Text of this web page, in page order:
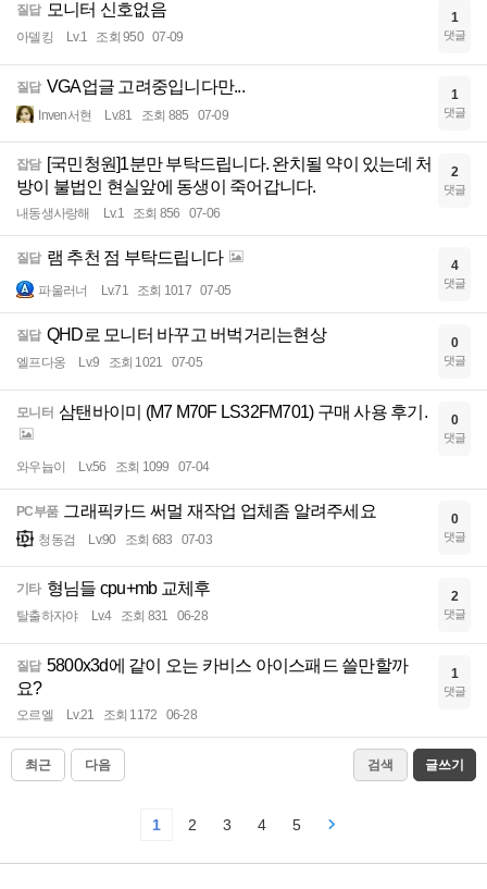
질답 모니터 신호없음
아델킹 Lv.1 조회 950 07-09
1
댓글
질답 VGA업글 고려중입니다만...
Inven서현 Lv.81 조회 885 07-09
1
댓글
잡담
[국민청원]1분만 부탁드립니다. 완치될 약이 있는데 처
방이 불법인 현실앞에 동생이 죽어갑니다.
내동생사랑해 Lv.1 조회 856 07-06
2
댓글
질답 램 추천 점 부탁드립니다
파울러너 Lv.71 조회 1017 07-05
4
댓글
질답 QHD로 모니터 바꾸고 버벅거리는현상
엘프다옹 Lv.9 조회 1021 07-05
0
댓글
모니터 삼탠바이미 (M7 M70F LS32FM701) 구매 사용 후기.
와우늅이 Lv.56 조회 1099 07-04
0
댓글
PC부품 그래픽카드 써멀 재작업 업체좀 알려주세요
청동검 Lv.90 조회 683 07-03
0
댓글
기타 형님들 cpu+mb 교체후
탈출하자야 Lv.4 조회 831 06-28
2
댓글
질답 5800x3d에 같이 오는 카비스 아이스패드 쓸만할까
요?
오르엘 Lv.21 조회 1172 06-28
1
댓글
최근 다음 검색 글쓰기
1 2 3 4 5